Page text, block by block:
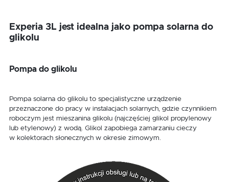
Experia 3L jest idealna jako pompa solarna do
glikolu
Pompa do glikolu
Pompa solarna do glikolu to specjalistyczne urządzenie
przeznaczone do pracy w instalacjach solarnych, gdzie czynnikiem
roboczym jest mieszanina glikolu (najczęściej glikol propylenowy
lub etylenowy) z wodą. Glikol zapobiega zamarzaniu cieczy
w kolektorach słonecznych w okresie zimowym.